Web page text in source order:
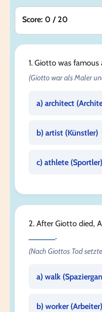
Score: 0 / 20
1. Giotto was
(Giotto war als Maler
a) architect (
b) artist (Künstler)
c) athlete (Sportler)
2. After Giotto died,
.
(Nach Giottos Tod
a) walk (
b) worker (Arbeiter)